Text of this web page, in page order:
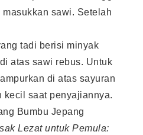
sawi. Setelah
tadi berisi minyak
atas sawi rebus. Untuk
di atas sayuran
kecil saat penyajiannya.
Bumbu Jepang
Lezat untuk Pemula: